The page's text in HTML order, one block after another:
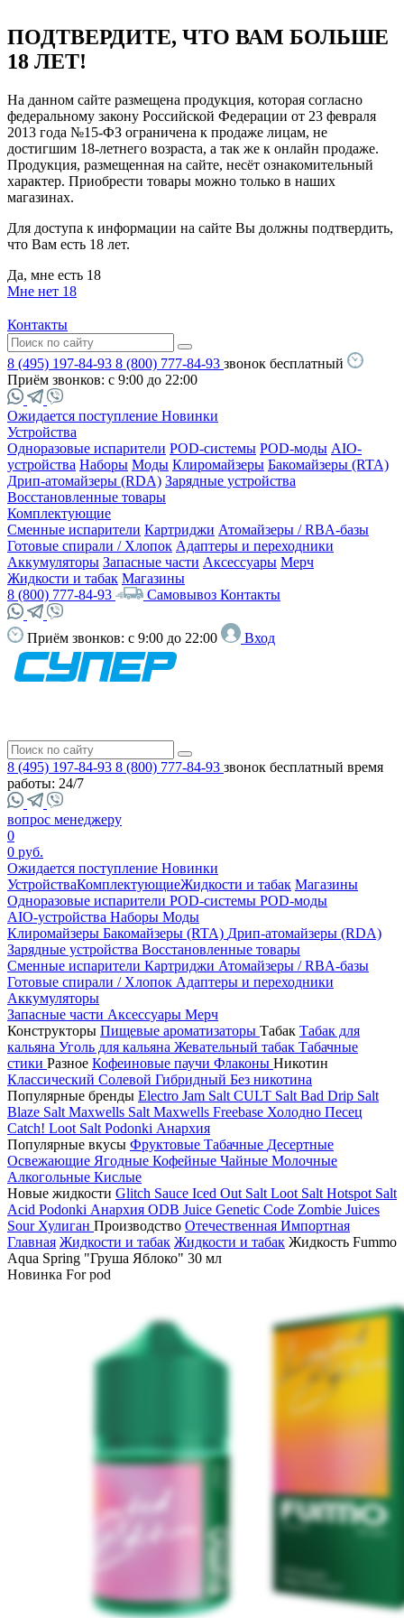
ПОДТВЕРДИТЕ, ЧТО ВАМ БОЛЬШЕ
18 ЛЕТ!
На данном сайте размещена продукция, которая согласно
федеральному закону Российской Федерации от 23 февраля
2013 года №15-ФЗ ограничена к продаже лицам, не
достигшим 18-летнего возраста, а так же к онлайн продаже.
Продукция, размещенная на сайте, несёт ознакомительный
характер. Приобрести товары можно только в наших
магазинах.
Для доступа к информации на сайте Вы должны подтвердить,
что Вам есть 18 лет.
Да, мне есть 18
Мне нет 18
Контакты
8 (495) 197-84-93 8 (800) 777-84-93 звонок бесплатный
Приём звонков: с 9:00 до 22:00
Ожидается поступление Новинки
Устройства
Одноразовые испарители POD-системы POD-моды AIO-
устройства Наборы Моды Клиромайзеры Бакомайзеры (RTA)
Дрип-атомайзеры (RDA) Зарядные устройства
Восстановленные товары
Комплектующие
Сменные испарители Картриджи Атомайзеры / RBA-базы
Готовые спирали / Хлопок Адаптеры и переходники
Аккумуляторы Запасные части Аксессуары Мерч
Жидкости и табак Магазины
8 (800) 777-84-93
Самовывоз Контакты
Приём звонков: с 9:00 до 22:00 Вход
8 (495) 197-84-93 8 (800) 777-84-93 звонок бесплатный время
работы: 24/7
вопрос менеджеру
0
0 руб.
Ожидается поступление Новинки
УстройстваКомплектующиеЖидкости и табак Магазины
Одноразовые испарители POD-системы POD-моды
AIO-устройства Наборы Моды
Клиромайзеры Бакомайзеры (RTA) Дрип-атомайзеры (RDA)
Зарядные устройства Восстановленные товары
Сменные испарители Картриджи Атомайзеры / RBA-базы
Готовые спирали / Хлопок Адаптеры и переходники
Аккумуляторы
Запасные части Аксессуары Мерч
Конструкторы Пищевые ароматизаторы Табак Табак для
кальяна Уголь для кальяна Жевательный табак Табачные
стики Разное Кофеиновые паучи Флаконы Никотин
Классический Солевой Гибридный Без никотина
Популярные бренды Electro Jam Salt CULT Salt Bad Drip Salt
Blaze Salt Maxwells Salt Maxwells Freebase Холодно Песец
Catch! Loot Salt Podonki Анархия
Популярные вкусы Фруктовые Табачные Десертные
Освежающие Ягодные Кофейные Чайные Молочные
Алкогольные Кислые
Новые жидкости Glitch Sauce Iced Out Salt Loot Salt Hotspot Salt
Acid Podonki Анархия ODB Juice Genetic Code Zombie Juices
Sour Хулиган Производство Отечественная Импортная
Главная Жидкости и табак Жидкости и табак Жидкость Fummo
Aqua Spring "Груша Яблоко" 30 мл
Новинка For pod